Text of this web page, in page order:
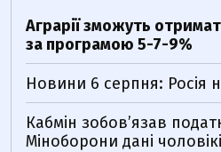
Аграрії зможуть
за програмою 5-7-9%
Новини 6 серпня: Росія
Кабмін зобовʼязав
Міноборони дані